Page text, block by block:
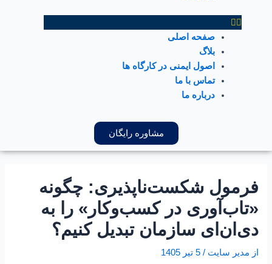
صفحه اصلی
بلاگ
اصول ایمنی در کارگاه ها
تماس با ما
درباره ما
مشاوره رایگان
فرمول شکست‌ناپذیری: چگونه
«تاب‌آوری در کسب‌و‌کار» را به
دی‌ان‌ای سازمان تبدیل کنیم؟
از مدیر سایت/5 تیر 1405